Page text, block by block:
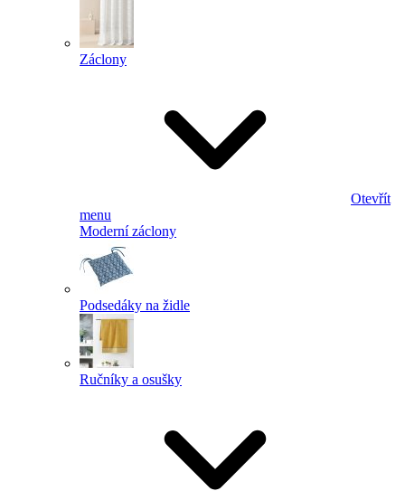
Záclony
Otevřít
menu
Moderní záclony
Podsedáky na židle
Ručníky a osušky